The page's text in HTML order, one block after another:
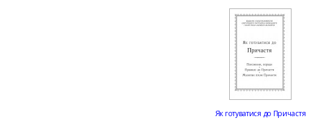
Як готуватися до Причастя